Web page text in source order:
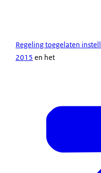
Regeling toegelaten
2015 en het